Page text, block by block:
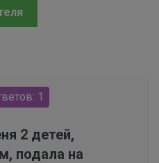
1
2 детей,
подала на